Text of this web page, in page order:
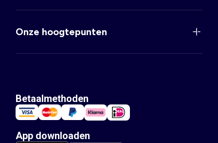
Onze hoogtepunten
Betaalmethoden
App downloaden